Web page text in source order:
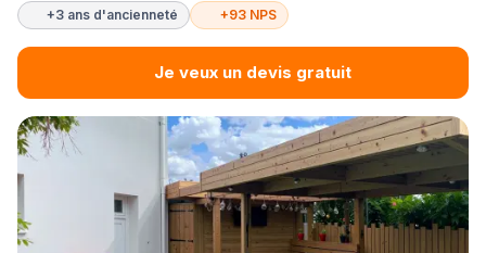
+3 ans d'ancienneté +93 NPS
Je veux un devis gratuit